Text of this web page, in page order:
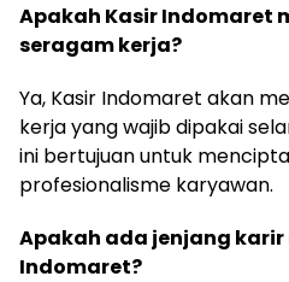
Apakah Kasir Indomaret
seragam kerja?
Ya, Kasir Indomaret akan
kerja yang wajib dipakai
ini bertujuan untuk
profesionalisme karyawan.
Apakah ada jenjang karir
Indomaret?